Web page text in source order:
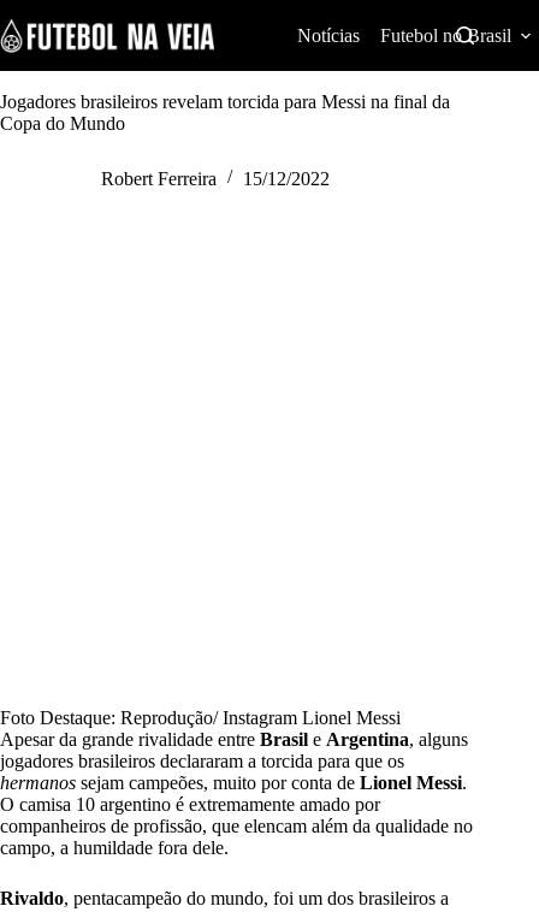
k
i
p
t
o
Notícias Futebol no Brasil
Jogadores brasileiros revelam torcida para Messi na final da
Copa do Mundo
Robert Ferreira 15/12/2022
Foto Destaque: Reprodução/ Instagram Lionel Messi
Apesar da grande rivalidade entre Brasil e Argentina, alguns
jogadores brasileiros declararam a torcida para que os
hermanos sejam campeões, muito por conta de Lionel Messi.
O camisa 10 argentino é extremamente amado por
companheiros de profissão, que elencam além da qualidade no
campo, a humildade fora dele.
Rivaldo, pentacampeão do mundo, foi um dos brasileiros a